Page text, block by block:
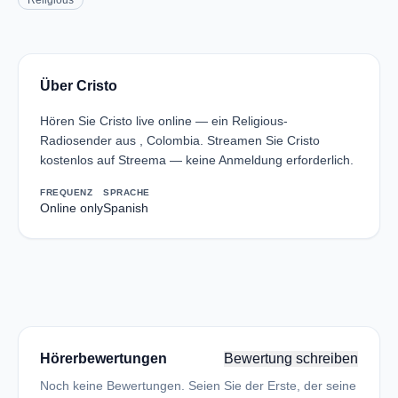
Über Cristo
Hören Sie Cristo live online — ein Religious-
Radiosender aus , Colombia. Streamen Sie Cristo
kostenlos auf Streema — keine Anmeldung erforderlich.
FREQUENZ
Online only
SPRACHE
Spanish
Hörerbewertungen Bewertung schreiben
Noch keine Bewertungen. Seien Sie der Erste, der seine